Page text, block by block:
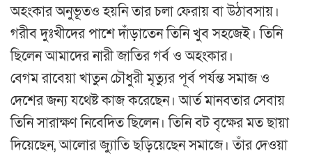
অহংকার অনুভূতও হয়নি তার চলা ফেরায় বা উঠাবসায়।
গরীব দুঃখীদের পাশে দাঁড়াতেন তিনি খুব সহজেই। তিনি
ছিলেন আমাদের নারী জাতির গর্ব ও অহংকার।
বেগম রাবেয়া খাতুন চৌধুরী মৃত্যুর পূর্ব পর্যন্ত সমাজ ও
দেশের জন্য যথেষ্ট কাজ করেছেন। আর্ত মানবতার সেবায়
তিনি সারাক্ষণ নিবেদিত ছিলেন। তিনি বট বৃক্ষের মত ছায়া
দিয়েছেন, আলোর জ্যুাতি ছড়িয়েছেন সমাজে। তাঁর দেওয়া